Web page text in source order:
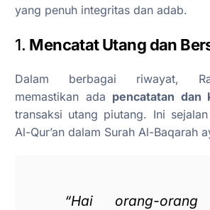
yang penuh integritas dan adab.
1. Mencatat Utang dan
Dalam berbagai riwayat,
memastikan ada pencatatan dan
transaksi utang piutang. Ini
Al-Qur’an dalam Surah Al-Baqarah
“Hai orang-